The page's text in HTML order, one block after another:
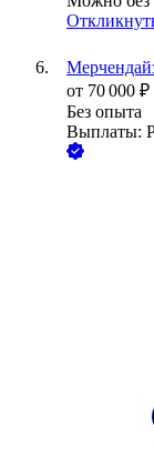
от 70 000 ₽
Без опыта
Выплаты: